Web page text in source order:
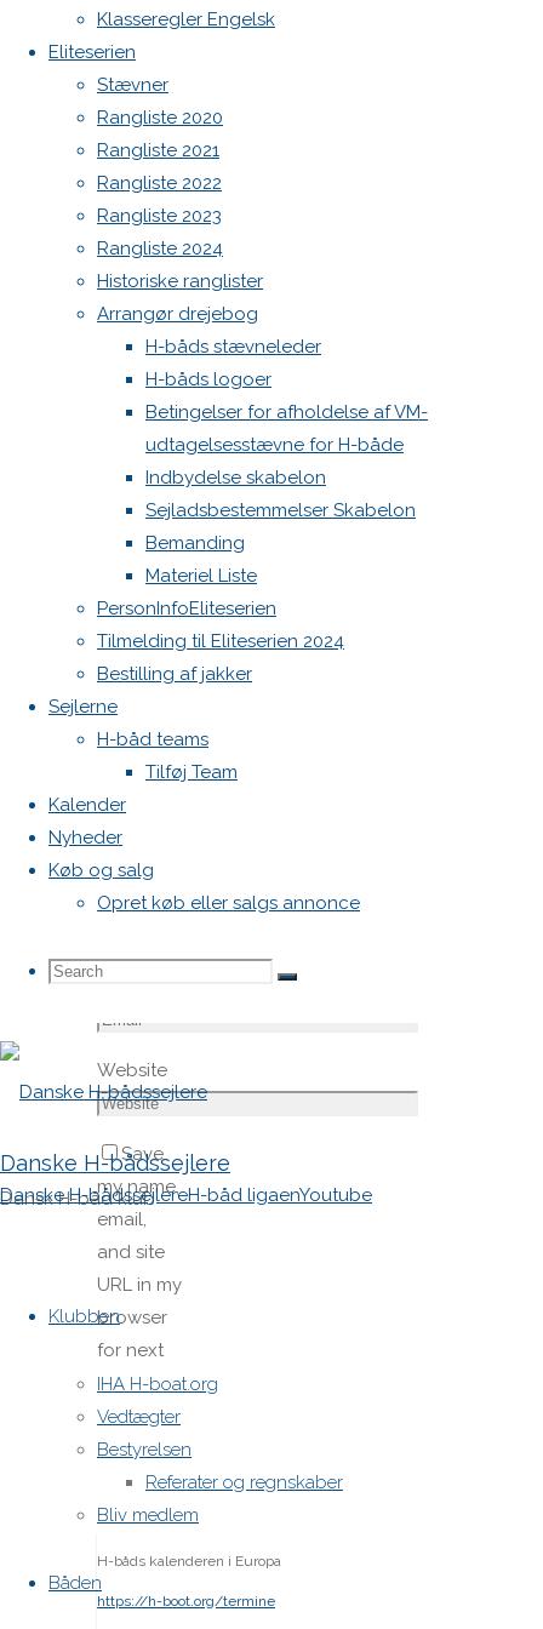
Klasseregler Engelsk
Eliteserien
Stævner
Rangliste 2020
Rangliste 2021
Rangliste 2022
Rangliste 2023
Rangliste 2024
Historiske ranglister
Arrangør drejebog
H-båds stævneleder
H-båds logoer
Betingelser for afholdelse af VM-
udtagelsesstævne for H-både
Indbydelse skabelon
Sejladsbestemmelser Skabelon
Bemanding
Materiel Liste
PersonInfoEliteserien
Tilmelding til Eliteserien 2024
Bestilling af jakker
Sejlerne
H-båd teams
Tilføj Team
Kalender
Nyheder
Køb og salg
Opret køb eller salgs annonce
Search
Search
Search
Danske H-bådssejlere
Dansk H-båd klub
Danske H-bådssejlereH-båd ligaenYoutube
Klubben
IHA H-boat.org
Vedtægter
Bestyrelsen
Referater og regnskaber
Bliv medlem
Båden
image
Skriv
et
svar
Din e-
mailadresse
vil ikke
blive
publiceret.
Krævede
felter er
markeret
med*
Comment
Name*
Website
Save
my name,
email,
and site
URL in my
browser
for next
time I
post a
comment.
H-båds kalenderen i Europa
https://h-boot.org/termine
WordPress.org